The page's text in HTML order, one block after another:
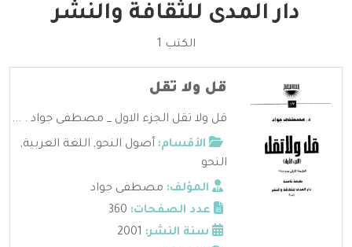
دار المدى للثقافة والنشر
الكتب 1
قل ولا تقل
قل ولا تقل الجزء الاول _ مصطفى جواد . ...
الأقسام: أصول النحو, اللغة العربية,
النحو
المؤلف: مصطفى جواد
عدد الصفحات:
سنة النشر: